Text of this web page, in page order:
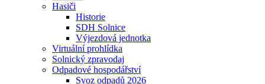
Hasiči
Historie
SDH Solnice
Výjezdová jednotka
Virtuální prohlídka
Solnický zpravodaj
Odpadové hospodářství
Svoz odpadů 2026